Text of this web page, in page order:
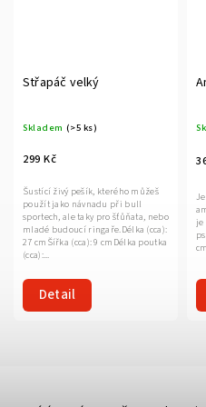
Střapáč velký
Skladem (>5 ks)
299 Kč
Detail
Šustící živý pešík, kterého můžeš
použít jako návnadu při bull
sportech, ale taky pro šťůňata, nebo
mladé budoucí ringaře.Délka (cca):
27 cmŠířka (cca): 9 cmDélka poutka
(cca):...